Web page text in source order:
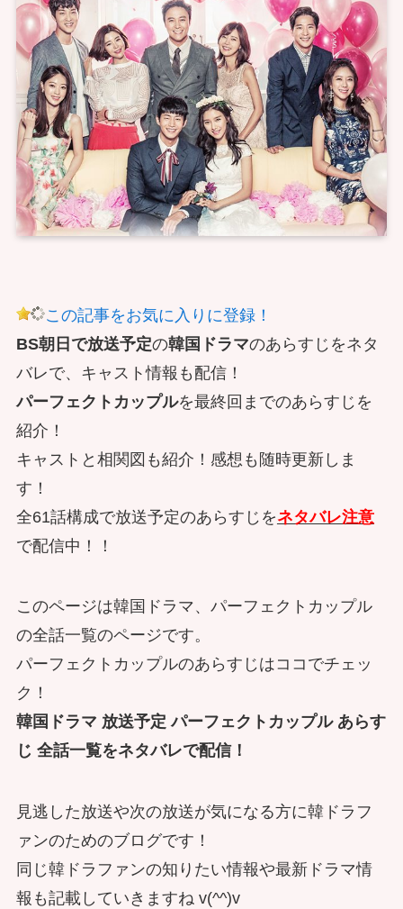
この記事をお気に入りに登録！
BS朝日で放送予定の韓国ドラマのあらすじをネタ
バレで、キャスト情報も配信！
パーフェクトカップルを最終回までのあらすじを
紹介！
キャストと相関図も紹介！感想も随時更新しま
す！
全61話構成で放送予定のあらすじをネタバレ注意
で配信中！！
このページは韓国ドラマ、パーフェクトカップル
の全話一覧のページです。
パーフェクトカップルのあらすじはココでチェッ
ク！
韓国ドラマ 放送予定 パーフェクトカップル あらす
じ 全話一覧をネタバレで配信！
見逃した放送や次の放送が気になる方に韓ドラフ
ァンのためのブログです！
同じ韓ドラファンの知りたい情報や最新ドラマ情
報も記載していきますね v(^^)v